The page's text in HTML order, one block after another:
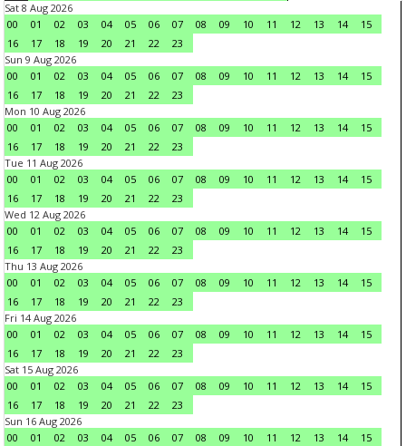
Sat 8 Aug 2026
00
01 02 03 04 05 06 07 08 09 10 11 12 13 14
15
16
17 18 19 20 21 22
23
Sun 9 Aug 2026
00
01 02 03 04 05 06 07 08 09 10 11 12 13 14
15
16
17 18 19 20 21 22
23
Mon 10 Aug 2026
00
01 02 03 04 05 06 07 08 09 10 11 12 13 14
15
16
17 18 19 20 21 22
23
Tue 11 Aug 2026
00
01 02 03 04 05 06 07 08 09 10 11 12 13 14
15
16
17 18 19 20 21 22
23
Wed 12 Aug 2026
00
01 02 03 04 05 06 07 08 09 10 11 12 13 14
15
16
17 18 19 20 21 22
23
Thu 13 Aug 2026
00
01 02 03 04 05 06 07 08 09 10 11 12 13 14
15
16
17 18 19 20 21 22
23
Fri 14 Aug 2026
00
01 02 03 04 05 06 07 08 09 10 11 12 13 14
15
16
17 18 19 20 21 22
23
Sat 15 Aug 2026
00
01 02 03 04 05 06 07 08 09 10 11 12 13 14
15
16
17 18 19 20 21 22
23
Sun 16 Aug 2026
00
01 02 03 04 05 06 07 08 09 10 11 12 13 14 15